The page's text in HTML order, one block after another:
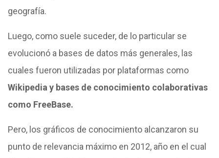
geografía.
Luego, como suele suceder, de lo particular se
evolucionó a bases de datos más generales, las
cuales fueron utilizadas por plataformas como
Wikipedia y bases de conocimiento colaborativas
como FreeBase.
Pero, los gráficos de conocimiento alcanzaron su
punto de relevancia máximo en 2012, año en el cual